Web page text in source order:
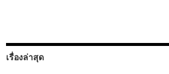
เรื่องล่าสุด